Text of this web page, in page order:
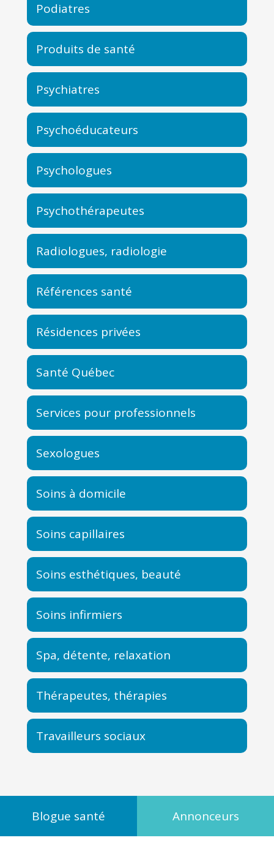
Podiatres
Produits de santé
Psychiatres
Psychoéducateurs
Psychologues
Psychothérapeutes
Radiologues, radiologie
Références santé
Résidences privées
Santé Québec
Services pour professionnels
Sexologues
Soins à domicile
Soins capillaires
Soins esthétiques, beauté
Soins infirmiers
Spa, détente, relaxation
Thérapeutes, thérapies
Travailleurs sociaux
Blogue santé Annonceurs